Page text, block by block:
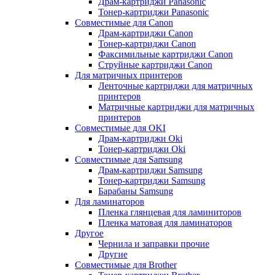
Тонер-картриджи Panasonic
Совместимые для Canon
Драм-картриджи Canon
Тонер-картриджи Canon
Факсимильные картриджи Canon
Струйные картриджи Canon
Для матричных принтеров
Ленточные картриджи для матричных
принтеров
Матричные картриджи для матричных
принтеров
Совместимые для OKI
Драм-картриджи Oki
Тонер-картриджи Oki
Совместимые для Samsung
Драм-картриджи Samsung
Тонер-картриджи Samsung
Барабаны Samsung
Для ламинаторов
Пленка глянцевая для ламиниторов
Пленка матовая для ламинаторов
Другое
Чернила и заправки прочие
Другие
Совместимые для Brother